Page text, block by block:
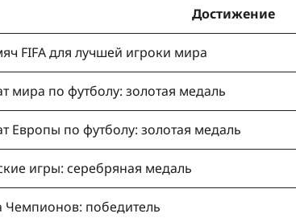
Достижение
FIFA для лучшей игроки мира
мира по футболу: золотая медаль
Европы по футболу: золотая медаль
игры: серебряная медаль
Чемпионов: победитель